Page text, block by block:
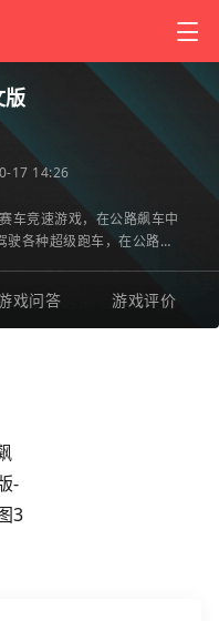
版
17 14:26
车竞速游戏，在公路飙车中
各种超级跑车，在公路上
戏问答 游戏评价